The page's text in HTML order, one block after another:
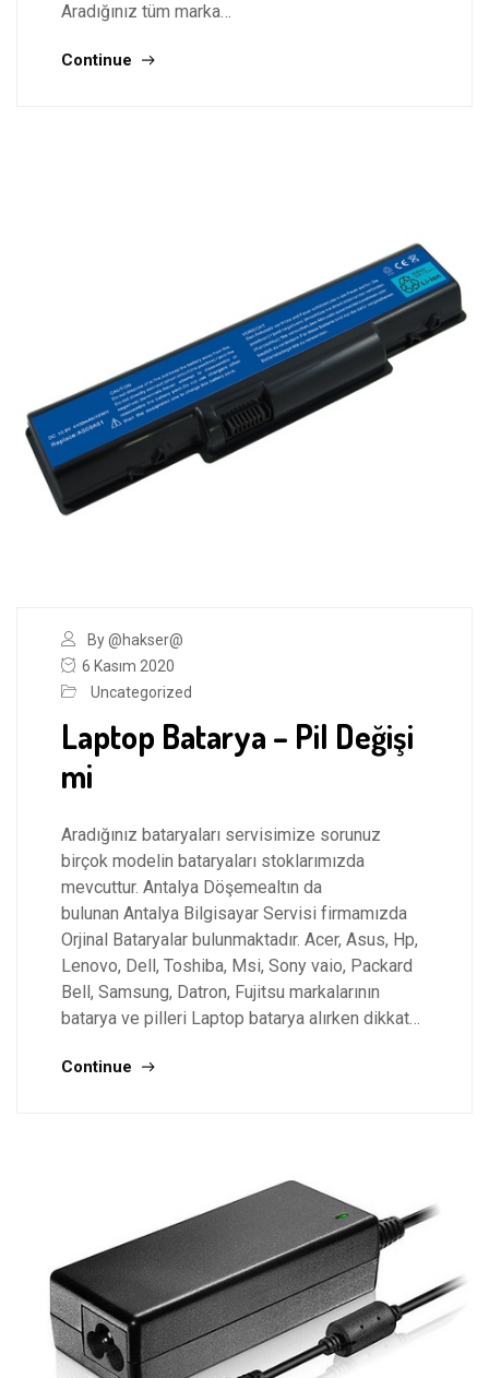
Aradığınız tüm marka…
Continue
By @hakser@
6 Kasım 2020
Uncategorized
Laptop Batarya – Pil Değişi
mi
Aradığınız bataryaları servisimize sorunuz
birçok modelin bataryaları stoklarımızda
mevcuttur. Antalya Döşemealtın da
bulunan Antalya Bilgisayar Servisi firmamızda
Orjinal Bataryalar bulunmaktadır. Acer, Asus, Hp,
Lenovo, Dell, Toshiba, Msi, Sony vaio, Packard
Bell, Samsung, Datron, Fujitsu markalarının
batarya ve pilleri Laptop batarya alırken dikkat…
Continue